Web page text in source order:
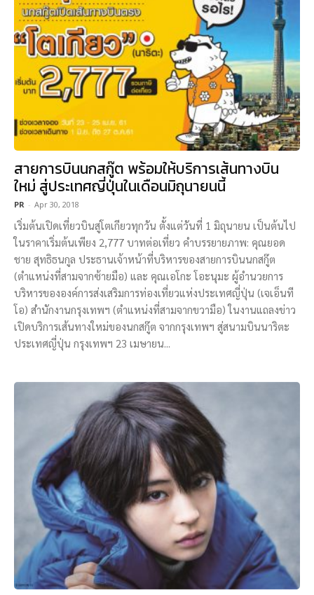
สายการบินนกสกู๊ต พร้อมให้บริการเส้นทางบิน
ใหม่ สู่ประเทศญี่ปุ่นในเดือนมิถุนายนนี้
PR - Apr 30, 2018
เริ่มต้นเปิดเที่ยวบินสู่โตเกียวทุกวัน ตั้งแต่วันที่ 1 มิถุนายน เป็นต้นไป
ในราคาเริ่มต้นเพียง 2,777 บาทต่อเที่ยว คำบรรยายภาพ: คุณยอด
ชาย สุทธิธนกูล ประธานเจ้าหน้าที่บริหารของสายการบินนกสกู๊ต
(ตำแหน่งที่สามจากซ้ายมือ) และ คุณเอโกะ โอะนุมะ ผู้อำนวยการ
บริหารขององค์การส่งเสริมการท่องเที่ยวแห่งประเทศญี่ปุ่น (เจเอ็นที
โอ) สำนักงานกรุงเทพฯ (ตำแหน่งที่สามจากขวามือ) ในงานแถลงข่าว
เปิดบริการเส้นทางใหม่ของนกสกู๊ต จากกรุงเทพฯ สู่สนามบินนาริตะ
ประเทศญี่ปุ่น กรุงเทพฯ 23 เมษายน...